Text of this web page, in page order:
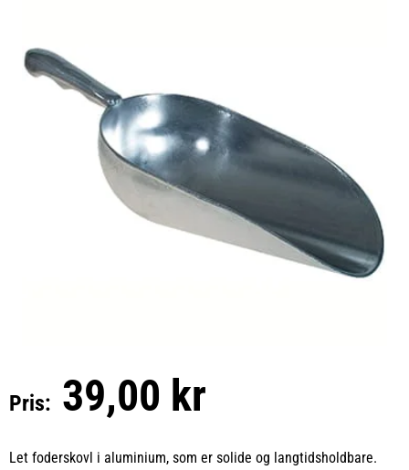
Pris: 39,00 kr
Let foderskovl i aluminium, som er solide og langtidsholdbare.